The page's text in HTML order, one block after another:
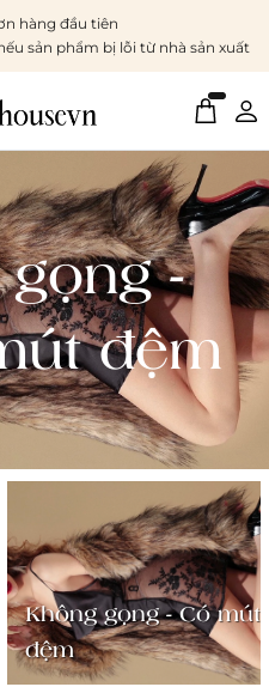
hàng đầu tiên
sản phẩm bị lỗi từ nhà sản xuất
-
đệm
Không gọng - Có mút
đệm